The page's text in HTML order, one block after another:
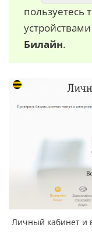
Билайн.
Личный кабинет и